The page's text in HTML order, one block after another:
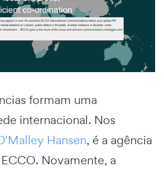
formam uma
internacional. Nos
Hansen, é a agência
Novamente, a